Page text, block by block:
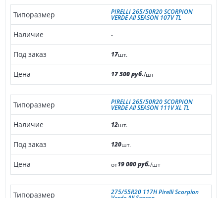
PIRELLI 265/50R20 SCORPION
VERDE All SEASON 107V TL
-
17шт.
17 500 руб./шт
PIRELLI 265/50R20 SCORPION
VERDE All SEASON 111V XL TL
12шт.
120шт.
от19 000 руб./шт
275/55R20 117H Pirelli Scorpion